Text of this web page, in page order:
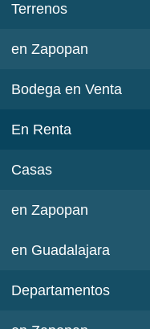
Terrenos
en Zapopan
Bodega en Venta
En Renta
Casas
en Zapopan
en Guadalajara
Departamentos